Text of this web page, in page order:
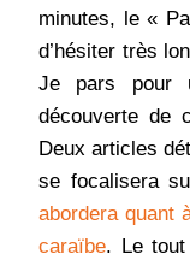
minutes, le «
d’hésiter très
Je pars pour
découverte de
Deux articles
se focalisera
abordera quant
caraïbe. Le